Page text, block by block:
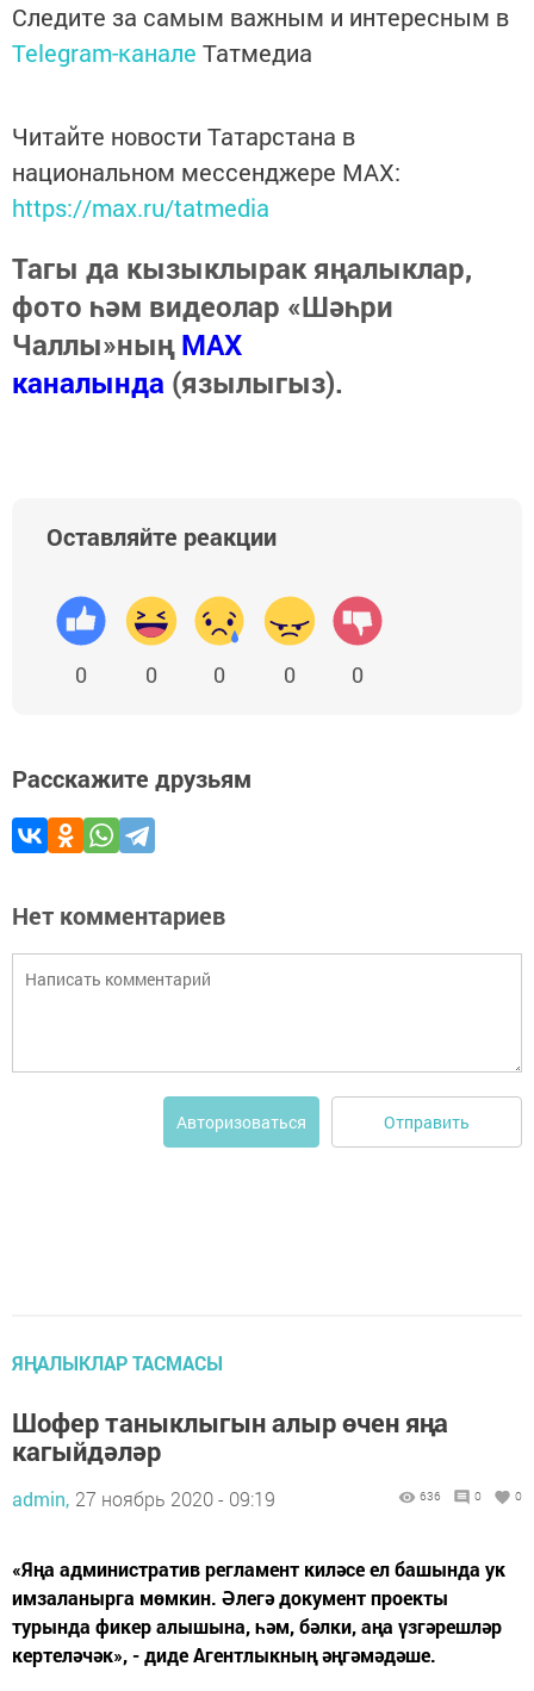
Следите за самым важным и интересным в
Telegram-канале Татмедиа
Читайте новости Татарстана в
национальном мессенджере MАХ:
https://max.ru/tatmedia
Тагы да кызыклырак яңалыклар,
фото һәм видеолар «Шәһри
Чаллы»ныңMAX
каналында (язылыгыз).
Оставляйте реакции
0 0 0 0 0
Расскажите друзьям
Нет комментариев
Авторизоваться Отправить
ЯҢАЛЫКЛАР ТАСМАСЫ
Шофер таныклыгын алыр өчен яңа
кагыйдәләр
admin, 27 ноябрь 2020 - 09:19 636 0 0
«Яңа административ регламент киләсе ел башында ук
имзаланырга мөмкин. Әлегә документ проекты
турында фикер алышына, һәм, бәлки, аңа үзгәрешләр
кертеләчәк», - диде Агентлыкның әңгәмәдәше.